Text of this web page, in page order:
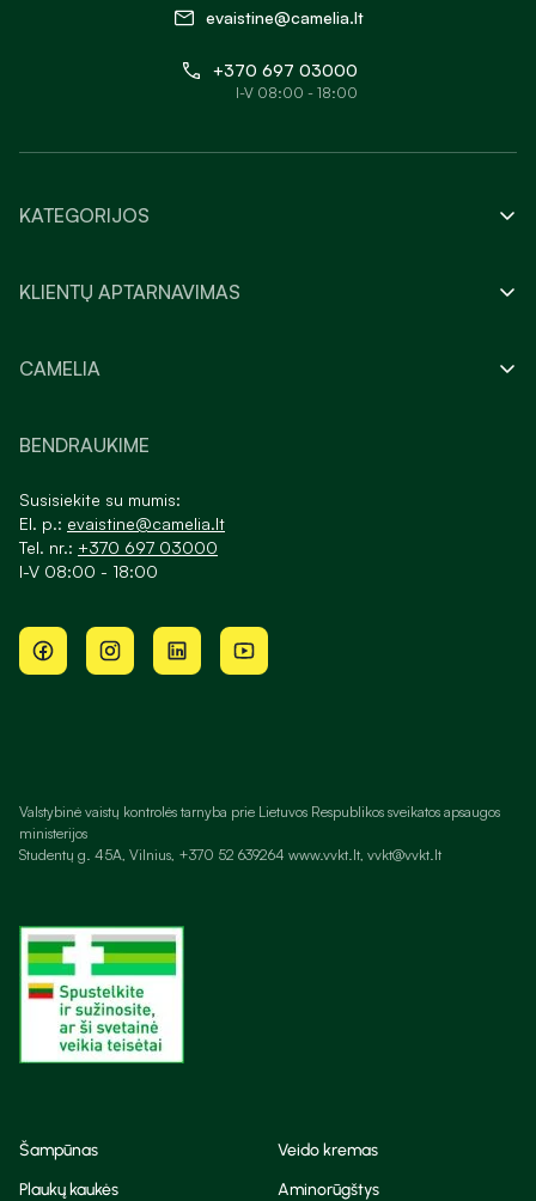
evaistine@camelia.lt
+370 697 03000
I-V 08:00 - 18:00
KATEGORIJOS
KLIENTŲ APTARNAVIMAS
CAMELIA
BENDRAUKIME
Susisiekite su mumis:
El. p.: evaistine@camelia.lt
Tel. nr.: +370 697 03000
I-V 08:00 - 18:00
Valstybinė vaistų kontrolės tarnyba prie Lietuvos Respublikos sveikatos apsaugos
ministerijos
Studentų g. 45A, Vilnius, +370 52 639264 www.vvkt.lt, vvkt@vvkt.lt
Šampūnas
Veido kremas
Plaukų kaukės
Aminorūgštys